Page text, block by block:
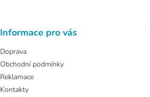
Informace pro vás
Doprava
Obchodní podmínky
Reklamace
Kontakty